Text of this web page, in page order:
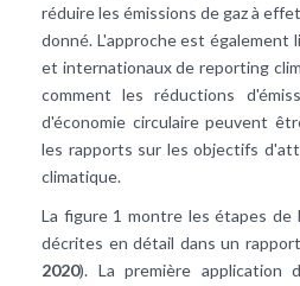
réduire les émissions de gaz à
donné. L'approche est également
et internationaux de reporting
comment les réductions
d'économie circulaire peuvent
les rapports sur les objectifs
climatique.
La figure 1 montre les étapes de
décrites en détail dans un
2020). La première application